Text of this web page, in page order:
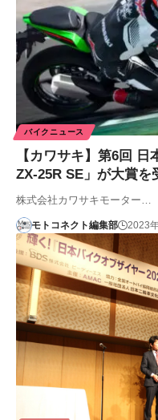
バイクニュース
【カワサキ】第6回
ZX-25R SE」が大賞を
株式会社カワサキモーター…
モトコネクト編集部 2023